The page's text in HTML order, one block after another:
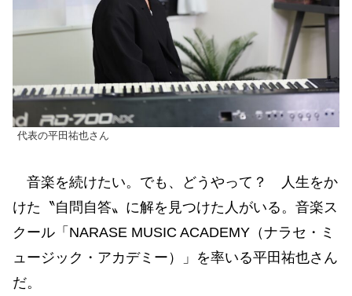
代表の平田祐也さん
音楽を続けたい。でも、どうやって？ 人生をか
けた〝自問自答〟に解を見つけた人がいる。音楽ス
クール「NARASE MUSIC ACADEMY（ナラセ・ミ
ュージック・アカデミー）」を率いる平田祐也さん
だ。